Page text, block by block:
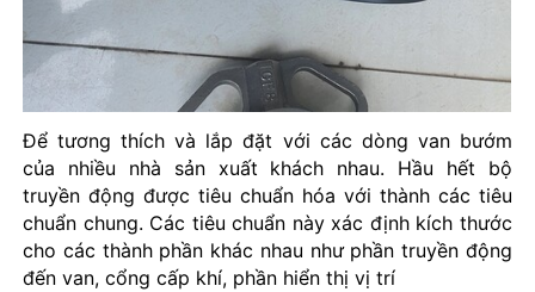
Để tương thích và lắp đặt với các dòng van bướm
của nhiều nhà sản xuất khách nhau. Hầu hết bộ
truyền động được tiêu chuẩn hóa với thành các tiêu
chuẩn chung. Các tiêu chuẩn này xác định kích thước
cho các thành phần khác nhau như phần truyền động
đến van, cổng cấp khí, phần hiển thị vị trí